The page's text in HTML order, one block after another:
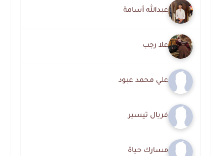
عبدالله أسامة
علا رجب
علي محمد عبود
فريال تيسير
مسارك حياة